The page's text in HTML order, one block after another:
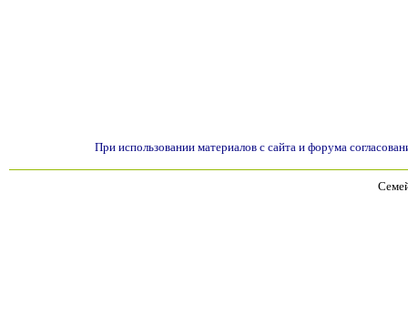
При использовании материалов с сайта и форума